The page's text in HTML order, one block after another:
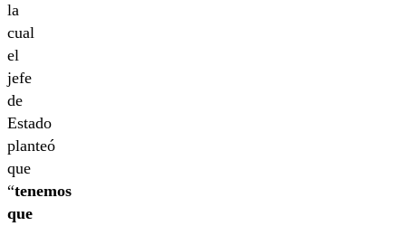
la
cual
el
jefe
de
Estado
planteó
que
“tenemos
que